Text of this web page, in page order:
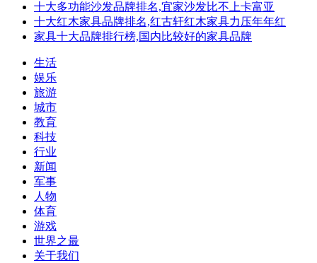
十大多功能沙发品牌排名,宜家沙发比不上卡富亚
十大红木家具品牌排名,红古轩红木家具力压年年红
家具十大品牌排行榜,国内比较好的家具品牌
生活
娱乐
旅游
城市
教育
科技
行业
新闻
军事
人物
体育
游戏
世界之最
关于我们